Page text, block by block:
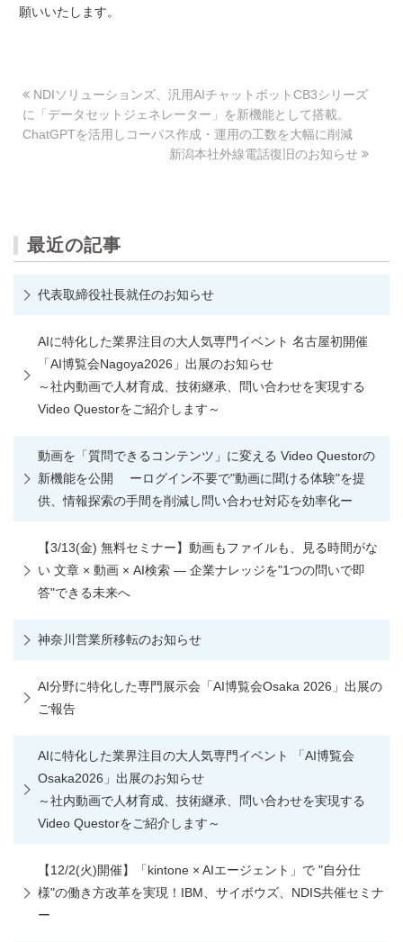
願いいたします。
NDIソリューションズ、汎用AIチャットボットCB3シリーズ
に「データセットジェネレーター」を新機能として搭載。
ChatGPTを活用しコーパス作成・運用の工数を大幅に削減
新潟本社外線電話復旧のお知らせ
最近の記事
代表取締役社長就任のお知らせ
AIに特化した業界注目の大人気専門イベント 名古屋初開催
「AI博覧会Nagoya2026」出展のお知らせ
～社内動画で人材育成、技術継承、問い合わせを実現する
Video Questorをご紹介します～
動画を「質問できるコンテンツ」に変える Video Questorの
新機能を公開 ーログイン不要で"動画に聞ける体験"を提
供、情報探索の手間を削減し問い合わせ対応を効率化ー
【3/13(金) 無料セミナー】動画もファイルも、見る時間がな
い 文章 × 動画 × AI検索 ― 企業ナレッジを"1つの問いで即
答"できる未来へ
神奈川営業所移転のお知らせ
AI分野に特化した専門展示会「AI博覧会Osaka 2026」出展の
ご報告
AIに特化した業界注目の大人気専門イベント 「AI博覧会
Osaka2026」出展のお知らせ
～社内動画で人材育成、技術継承、問い合わせを実現する
Video Questorをご紹介します～
【12/2(火)開催】「kintone × AIエージェント」で "自分仕
様"の働き方改革を実現！IBM、サイボウズ、NDIS共催セミナ
ー